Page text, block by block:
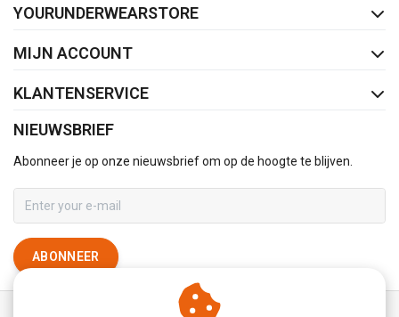
YOURUNDERWEARSTORE
MIJN ACCOUNT
KLANTENSERVICE
NIEUWSBRIEF
Abonneer je op onze nieuwsbrief om op de hoogte te blijven.
ABONNEER